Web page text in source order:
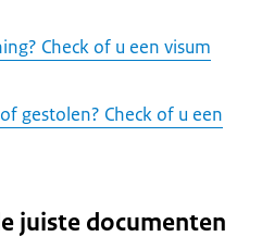
Check of u een visum
gestolen? Check of u een
juiste documenten